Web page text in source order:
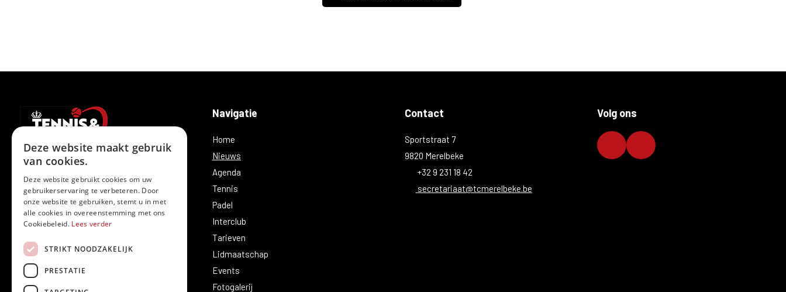
T.C. Merelbeke is vandaag meer dan enkel
tennis. Sinds enkele jaren wordt hier ook
Navigatie
Home
Nieuws
Agenda
Tennis
Padel
Interclub
Tarieven
Lidmaatschap
Events
Fotogalerij
Contact
Sportstraat 7
9820 Merelbeke
+32 9 231 18 42
secretariaat@tcmerelbeke.be
Volg ons
Deze website maakt gebruik
van cookies.
Deze website gebruikt cookies om uw
gebruikerservaring te verbeteren. Door
onze website te gebruiken, stemt u in met
alle cookies in overeenstemming met ons
Cookiebeleid. Lees verder
STRIKT NOODZAKELIJK
PRESTATIE